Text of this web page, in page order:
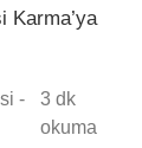
Karma’ya
-
3 dk
okuma